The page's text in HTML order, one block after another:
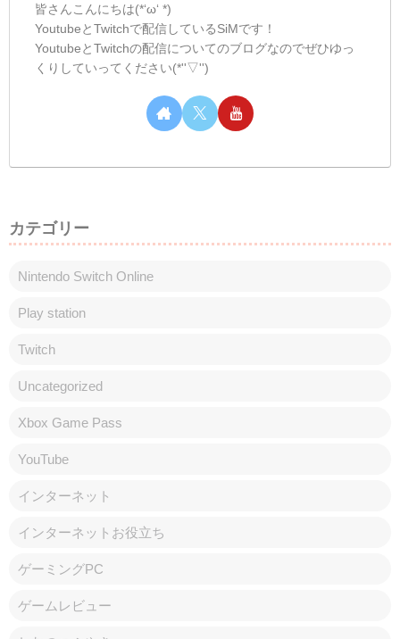
皆さんこんにちは(*‘ω‘ *)
YoutubeとTwitchで配信しているSiMです！
YoutubeとTwitchの配信についてのブログなのでぜひゆっ
くりしていってください(*''▽'')
カテゴリー
Nintendo Switch Online
Play station
Twitch
Uncategorized
Xbox Game Pass
YouTube
インターネット
インターネットお役立ち
ゲーミングPC
ゲームレビュー